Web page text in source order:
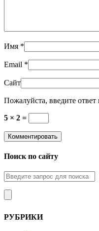
Имя *
Email *
Сайт
Пожалуйста, введите
5 × 2 =
Поиск по сайту
РУБРИКИ